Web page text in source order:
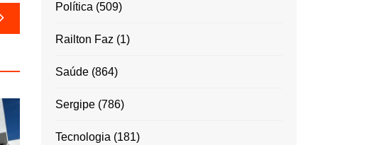
Política (509)
Railton Faz (1)
Saúde (864)
Sergipe (786)
Tecnologia (181)